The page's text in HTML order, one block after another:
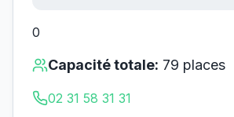
0
Capacité totale: 79 places
02 31 58 31 31